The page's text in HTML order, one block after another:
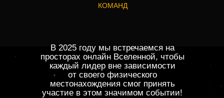
КОМАНД
В 2025 году мы встречаемся на
просторах онлайн Вселенной, чтобы
каждый лидер вне зависимости
от своего физического
местонахождения смог принять
участие в этом значимом событии!